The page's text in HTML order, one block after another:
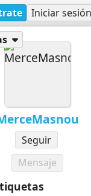
Iniciar sesión
Seguir
Mensaje